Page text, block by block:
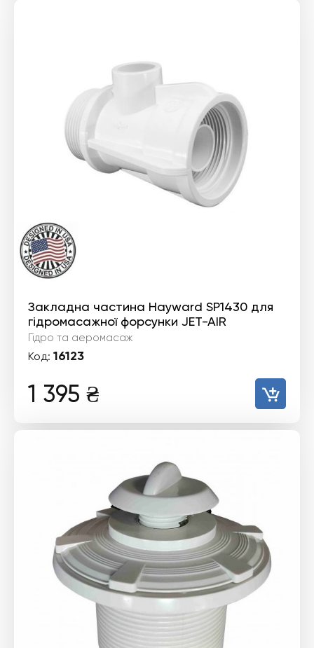
Закладна частина Hayward SP1430 для
гідромасажної форсунки JET-AIR
Гідро та аеромасаж
Код: 16123
1 395 ₴